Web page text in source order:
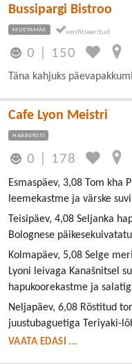
Bussipargi Bistroo
MUSTAMÄE
0 150
Täna kahjuks
Cafe Lyon Meistri
HAABERSTI
0 178
Esmaspäev, 3,08 Tom kha
leemekastme ja värske
Teisipäev, 4,08 Seljanka
Bolognese
Kolmapäev, 5,08 Selge
Lyoni leivaga Kanašnitsel
hapukoorekastme ja
Neljapäev, 6,08 Röstitud
juustubaguetiga Teriyaki-
VAATA EDASI ...